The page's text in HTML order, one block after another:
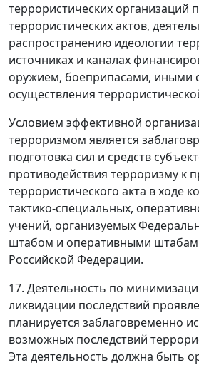
террористических организаций
террористических актов,
распространению идеологии
источниках и каналах
оружием, боеприпасами, иными
осуществления
Условием эффективной
терроризмом является
подготовка сил и средств
противодействия терроризму к
террористического акта в ходе
тактико-специальных,
учений, организуемых
штабом и оперативными
Российской Федерации.
17. Деятельность по
ликвидации последствий
планируется заблаговременно
возможных последствий
Эта деятельность должна быть